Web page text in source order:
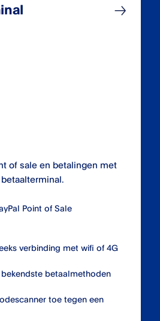
of sale en betalingen met
Point of Sale
verbinding met wifi of 4G
betaalmethoden
toe tegen een